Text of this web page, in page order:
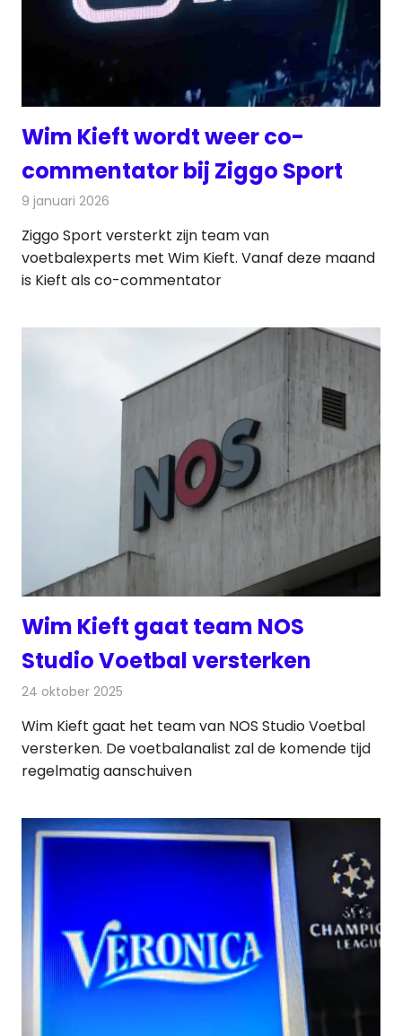
Wim Kieft wordt weer co-
commentator bij Ziggo Sport
9 januari 2026
Ziggo Sport versterkt zijn team van
voetbalexperts met Wim Kieft. Vanaf deze maand
is Kieft als co-commentator
Wim Kieft gaat team NOS
Studio Voetbal versterken
24 oktober 2025
Wim Kieft gaat het team van NOS Studio Voetbal
versterken. De voetbalanalist zal de komende tijd
regelmatig aanschuiven